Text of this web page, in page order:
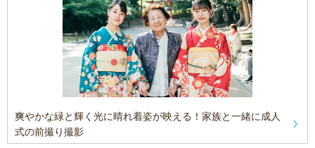
爽やかな緑と輝く光に晴れ着姿が映える！家族と一緒に成人
式の前撮り撮影